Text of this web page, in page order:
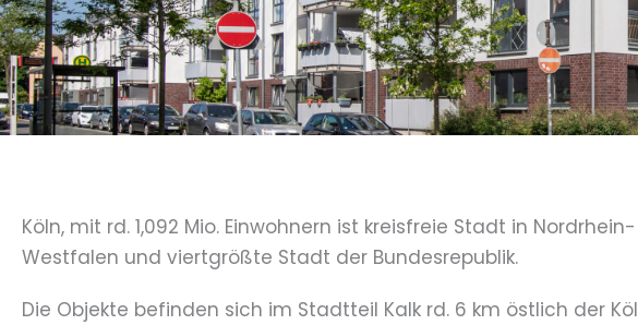
Köln, mit rd. 1,092 Mio. Einwohnern ist kreisfreie Stadt in Nordrhein-
Westfalen und viertgrößte Stadt der Bundesrepublik.
Die Objekte befinden sich im Stadtteil Kalk rd. 6 km östlich der